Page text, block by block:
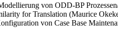
von ODD-BP
for Translation (Maurice
von Case Base